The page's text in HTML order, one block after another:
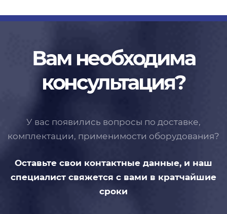
Вам необходима
консультация?
У вас появились вопросы по доставке,
комплектации, применимости оборудования?
Оставьте свои контактные данные, и наш
специалист свяжется с вами в кратчайшие
сроки